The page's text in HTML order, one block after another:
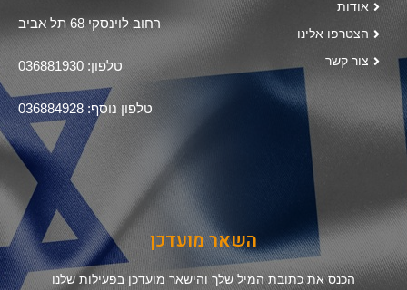
אודות
הצטרפו אלינו
צור קשר
רחוב לוינסקי 68 תל אביב
טלפון: 036881930
טלפון נוסף: 036884928
השאר מועדכן
הכנס את כתובת המיל שלך והישאר מועדכן בפעילות שלנו